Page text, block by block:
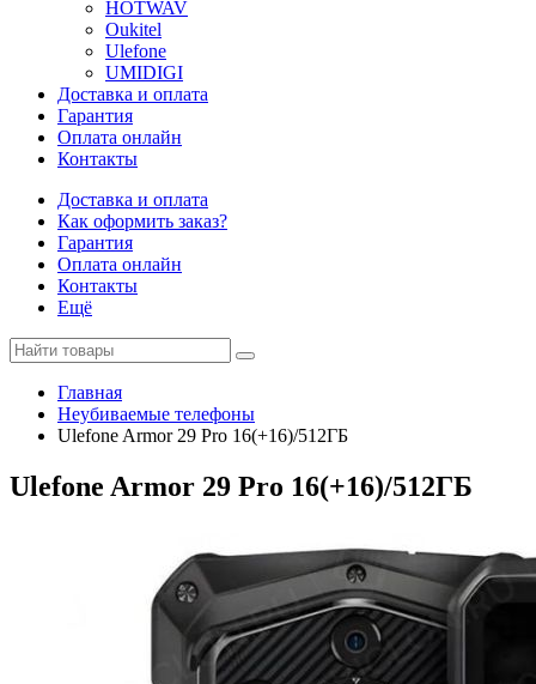
HOTWAV
Oukitel
Ulefone
UMIDIGI
Доставка и оплата
Гарантия
Оплата онлайн
Контакты
Доставка и оплата
Как оформить заказ?
Гарантия
Оплата онлайн
Контакты
Ещё
Главная
Неубиваемые телефоны
Ulefone Armor 29 Pro 16(+16)/512ГБ
Ulefone Armor 29 Pro 16(+16)/512ГБ